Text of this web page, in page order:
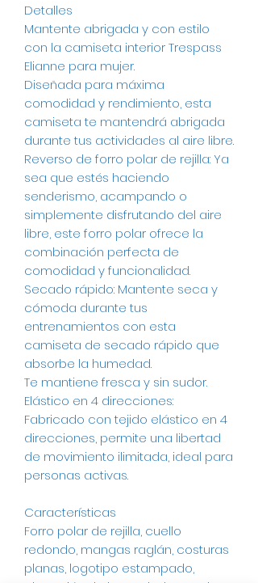
Detalles
Mantente abrigada y con estilo
con la camiseta interior Trespass
Elianne para mujer.
Diseñada para máxima
comodidad y rendimiento, esta
camiseta te mantendrá abrigada
durante tus actividades al aire libre.
Reverso de forro polar de rejilla: Ya
sea que estés haciendo
senderismo, acampando o
simplemente disfrutando del aire
libre, este forro polar ofrece la
combinación perfecta de
comodidad y funcionalidad.
Secado rápido: Mantente seca y
cómoda durante tus
entrenamientos con esta
camiseta de secado rápido que
absorbe la humedad.
Te mantiene fresca y sin sudor.
Elástico en 4 direcciones:
Fabricado con tejido elástico en 4
direcciones, permite una libertad
de movimiento ilimitada, ideal para
personas activas.
Características
Forro polar de rejilla, cuello
redondo, mangas raglán, costuras
planas, logotipo estampado,